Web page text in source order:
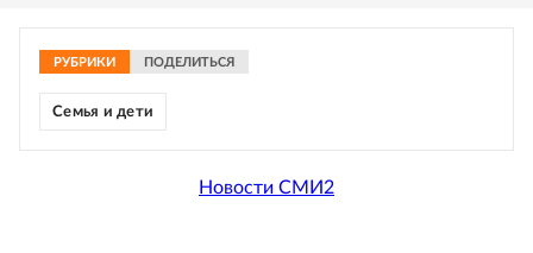
РУБРИКИ ПОДЕЛИТЬСЯ
Семья и дети
Новости СМИ2